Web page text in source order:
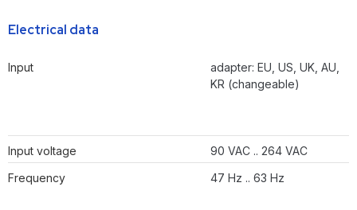
Electrical data
Input
adapter: EU, US, UK, AU,
KR (changeable)
Input voltage
90 VAC .. 264 VAC
Frequency
47 Hz .. 63 Hz